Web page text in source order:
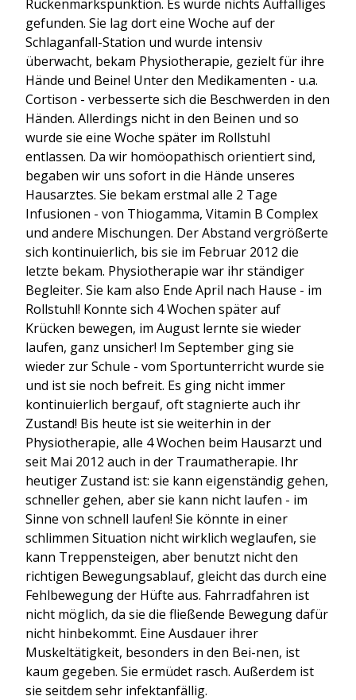
Rückenmarkspunktion. Es wurde nichts Auffälliges
gefunden. Sie lag dort eine Woche auf der
Schlaganfall-Station und wurde intensiv
überwacht, bekam Physiotherapie, gezielt für ihre
Hände und Beine! Unter den Medikamenten - u.a.
Cortison - verbesserte sich die Beschwerden in den
Händen. Allerdings nicht in den Beinen und so
wurde sie eine Woche später im Rollstuhl
entlassen. Da wir homöopathisch orientiert sind,
begaben wir uns sofort in die Hände unseres
Hausarztes. Sie bekam erstmal alle 2 Tage
Infusionen - von Thiogamma, Vitamin B Complex
und andere Mischungen. Der Abstand vergrößerte
sich kontinuierlich, bis sie im Februar 2012 die
letzte bekam. Physiotherapie war ihr ständiger
Begleiter. Sie kam also Ende April nach Hause - im
Rollstuhl! Konnte sich 4 Wochen später auf
Krücken bewegen, im August lernte sie wieder
laufen, ganz unsicher! Im September ging sie
wieder zur Schule - vom Sportunterricht wurde sie
und ist sie noch befreit. Es ging nicht immer
kontinuierlich bergauf, oft stagnierte auch ihr
Zustand! Bis heute ist sie weiterhin in der
Physiotherapie, alle 4 Wochen beim Hausarzt und
seit Mai 2012 auch in der Traumatherapie. Ihr
heutiger Zustand ist: sie kann eigenständig gehen,
schneller gehen, aber sie kann nicht laufen - im
Sinne von schnell laufen! Sie könnte in einer
schlimmen Situation nicht wirklich weglaufen, sie
kann Treppensteigen, aber benutzt nicht den
richtigen Bewegungsablauf, gleicht das durch eine
Fehlbewegung der Hüfte aus. Fahrradfahren ist
nicht möglich, da sie die fließende Bewegung dafür
nicht hinbekommt. Eine Ausdauer ihrer
Muskeltätigkeit, besonders in den Bei-nen, ist
kaum gegeben. Sie ermüdet rasch. Außerdem ist
sie seitdem sehr infektanfällig.